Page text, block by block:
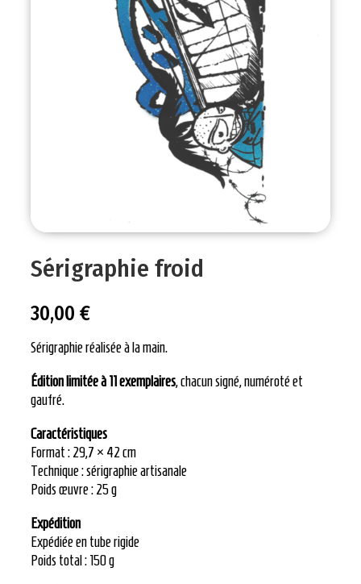
Sérigraphie froid
30,00€
Sérigraphie réalisée à la main.
Édition limitée à 11 exemplaires, chacun signé, numéroté et
gaufré.
Caractéristiques
Format : 29,7 × 42 cm
Technique : sérigraphie artisanale
Poids œuvre : 25 g
Expédition
Expédiée en tube rigide
Poids total : 150 g